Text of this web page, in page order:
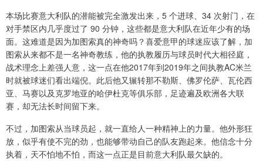
本场比赛意大利队的潜能被完全激发出来，5 个进球、34 次射门，在
对手禁区内几乎度过了 90 分钟，这些都是意大利队在近年少有的场
面。这难道是因为加图索真的神奇吗？喜爱意甲的球迷应该了解，加
图索从来都不是一名神奇教练，他的执教履历与球员时代大相径庭，
战术理念上差强人意，这一点在他2017年到2019年之间执教AC米兰
时就被球迷们看出端倪。此后他又辗转那不勒斯、佛罗伦萨、瓦伦西
亚、马赛以及克罗地亚的哈伊杜克等俱乐部，足迹遍及欧洲各大联
赛，却无法长时间留下来。
不过，加图索从当球员起，就一直给人一种精神上的力量。他外形狂
放，似乎有使不完的劲，也能够带动自己的队友跑起来。他信念十分
执着，天不怕地不怕，而这一点正是目前意大利队最欠缺的。